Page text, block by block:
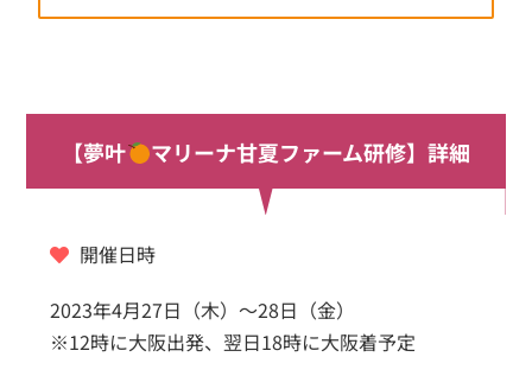
【夢叶 マリーナ甘夏ファーム研修】詳細
開催日時
2023年4月27日（木）〜28日（金）
※12時に大阪出発、翌日18時に大阪着予定